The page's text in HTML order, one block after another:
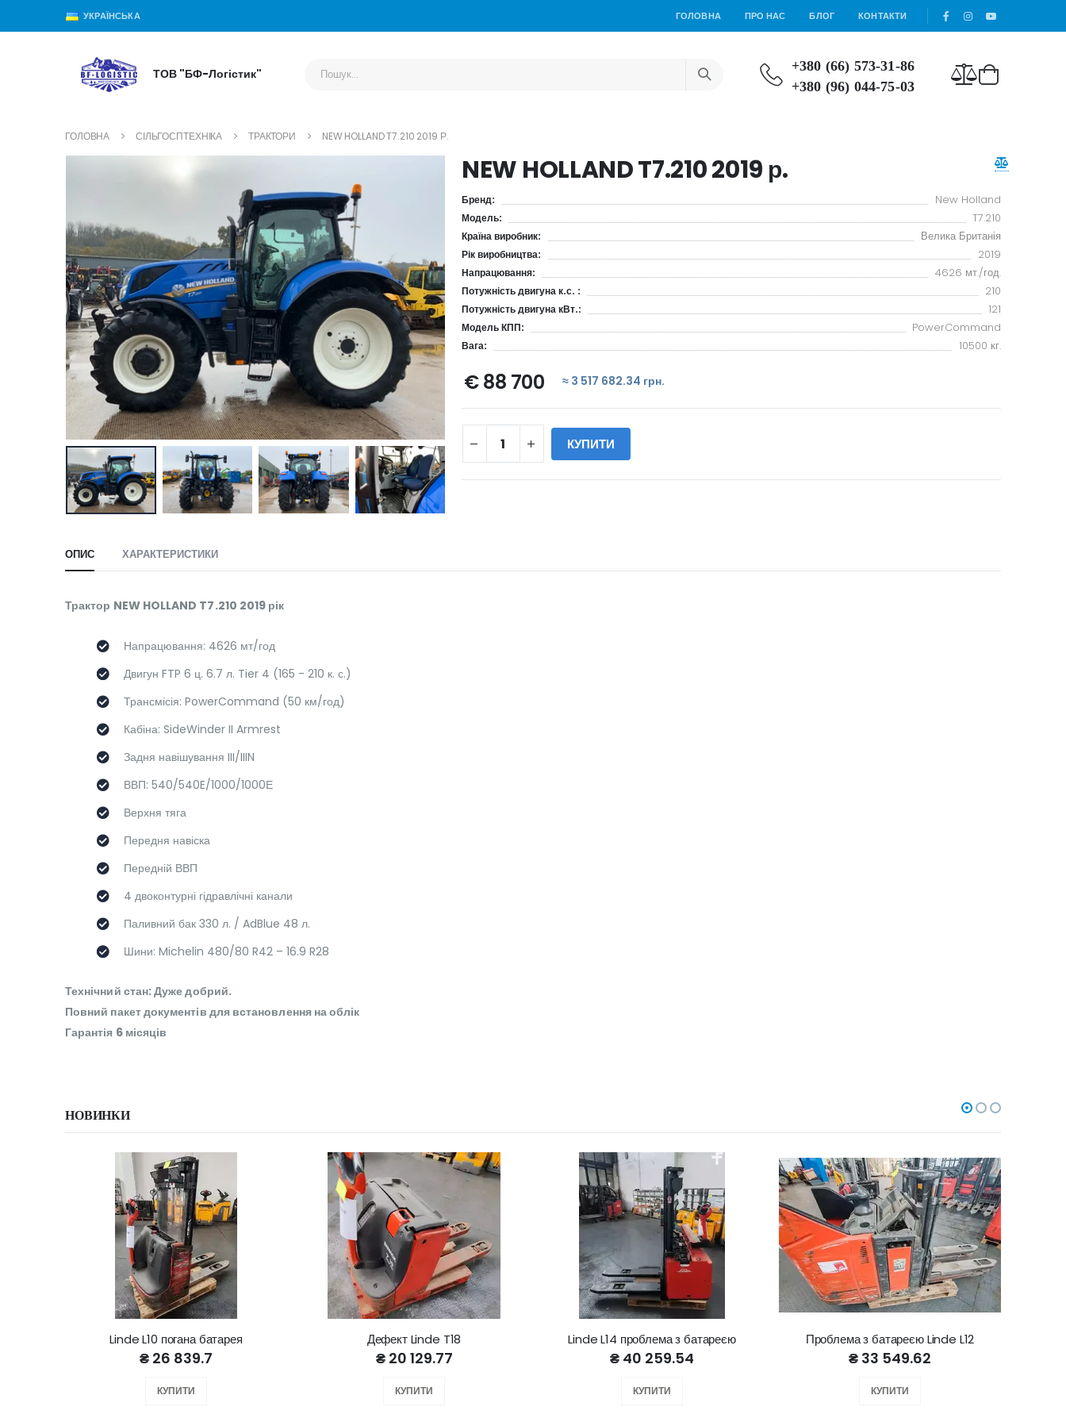
УКРАЇНСЬКА ГОЛОВНА ПРО НАС БЛОГ КОНТАКТИ
ТОВ "БФ-Логістик"
+380 (66) 573-31-86
+380 (96) 044-75-03
ГОЛОВНА СІЛЬГОСПТЕХНІКА ТРАКТОРИ NEW HOLLAND T7.210 2019 Р.
NEW HOLLAND T7.210 2019 р.
Бренд: New Holland
Модель: T7.210
Країна виробник: Велика Британія
Рік виробництва: 2019
Напрацювання: 4626 мт./год.
Потужність двигуна к.с. : 210
Потужність двигуна кВт.: 121
Модель КПП: PowerCommand
Вага: 10500 кг.
€ 88 700 ≈ 3 517 682.34 грн.
КУПИТИ
ОПИС ХАРАКТЕРИСТИКИ
Трактор NEW HOLLAND T7.210 2019 рік
Напрацювання: 4626 мт/год
Двигун FTP 6 ц. 6.7 л. Tier 4 (165 - 210 к. с.)
Трансмісія: PowerCommand (50 км/год)
Кабіна: SideWinder II Armrest
Задня навішування III/IIIN
ВВП: 540/540E/1000/1000Е
Верхня тяга
Передня навіска
Передній ВВП
4 двоконтурні гідравлічні канали
Паливний бак 330 л. / AdBlue 48 л.
Шини: Michelin 480/80 R42 – 16.9 R28
Технічний стан: Дуже добрий.
Повний пакет документів для встановлення на облік
Гарантія 6 місяців
НОВИНКИ
Linde L10 погана батарея
₴ 26 839.7
КУПИТИ
Дефект Linde T18
₴ 20 129.77
КУПИТИ
Linde L14 проблема з батареєю
₴ 40 259.54
КУПИТИ
Проблема з батареєю Linde L12
₴ 33 549.62
КУПИТИ